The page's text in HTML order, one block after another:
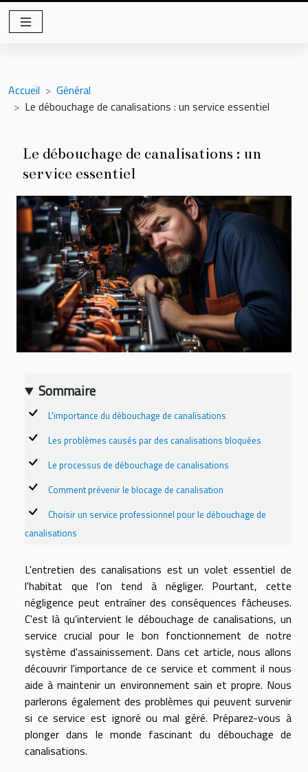
Accueil
Général
Le débouchage de canalisations : un service essentiel
Le débouchage de canalisations : un
service essentiel
Sommaire
L'importance du débouchage de canalisations
Les problèmes causés par des canalisations bloquées
Le processus de débouchage de canalisations
Comment prévenir le blocage de canalisation
Choisir un service professionnel pour le débouchage de
canalisations
L'entretien des canalisations est un volet essentiel de
l'habitat que l'on tend à négliger. Pourtant, cette
négligence peut entraîner des conséquences fâcheuses.
C'est là qu'intervient le débouchage de canalisations, un
service crucial pour le bon fonctionnement de notre
système d'assainissement. Dans cet article, nous allons
découvrir l'importance de ce service et comment il nous
aide à maintenir un environnement sain et propre. Nous
parlerons également des problèmes qui peuvent survenir
si ce service est ignoré ou mal géré. Préparez-vous à
plonger dans le monde fascinant du débouchage de
canalisations.